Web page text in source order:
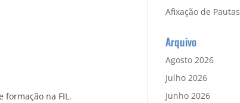
formação na FIL.
Afixação de Pautas
Arquivo
Agosto 2026
Julho 2026
Junho 2026